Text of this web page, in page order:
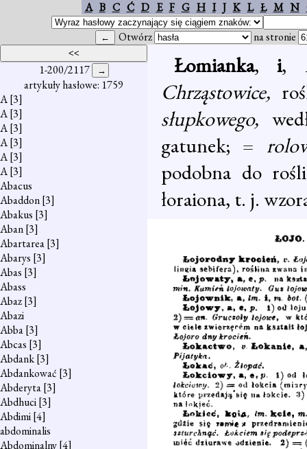
A B C Ć D E F G H I J K L Ł M N
Otwórz na stronie
1-200/2117
artykuły hasłowe: 1759
A[3]
A[3]
A[3]
A[3]
A[3]
A[3]
Abacus
Abaddon[3]
Abakus [3]
Aban[3]
Abartarea[3]
Abarys [3]
Abas [3]
Abass
Abaz[3]
Abazi
Abba[3]
Abcas [3]
Abdank[3]
Abdankować [3]
Abderyta[3]
Abdhuci[3]
Abdimi[4]
abdominalis
Abdominalny[4]
Łomianka,i,
Chrząstowice,
słupkowego,
gatunek; =
podobna do
łoraiona, t. j.